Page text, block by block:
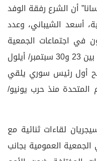
أن الشرع رفقة الوفد
أسعد الشيباني، وعدد
في اجتماعات الجمعية
العمومية للأمم المتحدة في الفترة بين 23 و30 سبتمبر/ أيلول
أول رئيس سوري يلقي
المتحدة منذ حرب يونيو/
لقاءات ثنائية مع
العمومية بجانب